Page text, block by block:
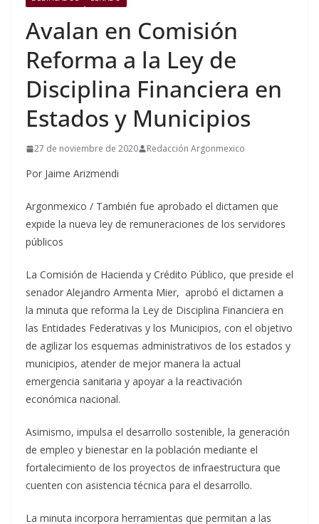
Avalan en Comisión
Reforma a la Ley de
Disciplina Financiera en
Estados y Municipios
27 de noviembre de 2020 Redacción Argonmexico
Por Jaime Arizmendi
Argonmexico / También fue aprobado el dictamen que
expide la nueva ley de remuneraciones de los servidores
públicos
La Comisión de Hacienda y Crédito Público, que preside el
senador Alejandro Armenta Mier, aprobó el dictamen a
la minuta que reforma la Ley de Disciplina Financiera en
las Entidades Federativas y los Municipios, con el objetivo
de agilizar los esquemas administrativos de los estados y
municipios, atender de mejor manera la actual
emergencia sanitaria y apoyar a la reactivación
económica nacional.
Asimismo, impulsa el desarrollo sostenible, la generación
de empleo y bienestar en la población mediante el
fortalecimiento de los proyectos de infraestructura que
cuenten con asistencia técnica para el desarrollo.
La minuta incorpora herramientas que permitan a las